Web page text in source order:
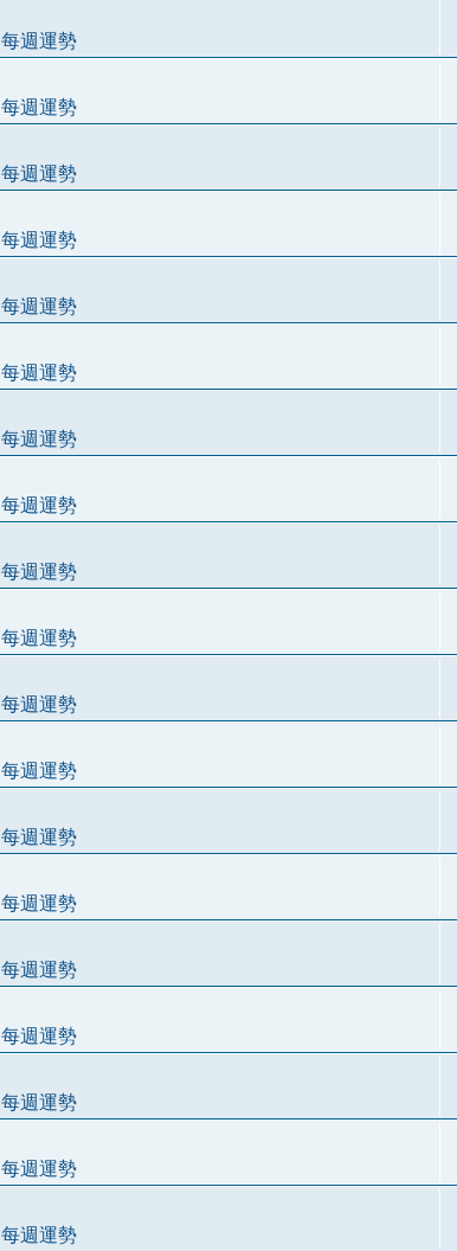
每週運勢
每週運勢
每週運勢
每週運勢
每週運勢
每週運勢
每週運勢
每週運勢
每週運勢
每週運勢
每週運勢
每週運勢
每週運勢
每週運勢
每週運勢
每週運勢
每週運勢
每週運勢
每週運勢